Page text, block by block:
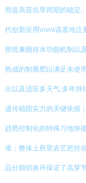
而提高苗抗旱周期的稳定
代创新应用\n\n\t该基地注
留统兼顾排水功能机制以
熟成的制厩肥以满足未使
出以及适应多天气;多年持
遗传稳固实力的关键依据
趋势控制化的特殊习地块
准；整体上所里农艺把控
品分期切换环保证了高芽